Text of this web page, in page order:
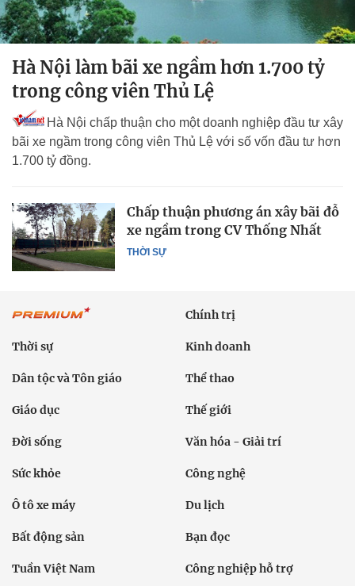
Hà Nội làm bãi xe ngầm hơn 1.700 tỷ
trong công viên Thủ Lệ
Hà Nội chấp thuận cho một doanh nghiệp đầu tư xây
bãi xe ngầm trong công viên Thủ Lệ với số vốn đầu tư hơn
1.700 tỷ đồng.
THỜI SỰ
Chấp thuận phương án xây bãi đỗ
xe ngầm trong CV Thống Nhất
Chính trị
Thời sự Kinh doanh
Dân tộc và Tôn giáo Thể thao
Giáo dục Thế giới
Đời sống Văn hóa - Giải trí
Sức khỏe Công nghệ
Ô tô xe máy Du lịch
Bất động sản Bạn đọc
Tuần Việt Nam Công nghiệp hỗ trợ